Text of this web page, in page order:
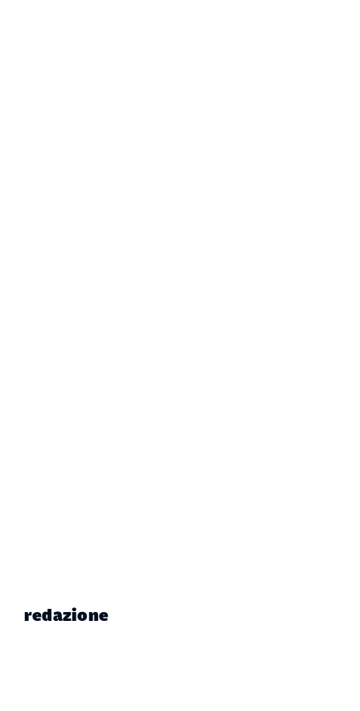
redazione